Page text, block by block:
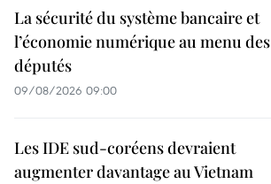
La sécurité du système bancaire et
l’économie numérique au menu des
députés
09/08/2026 09:00
Les IDE sud-coréens devraient
augmenter davantage au Vietnam